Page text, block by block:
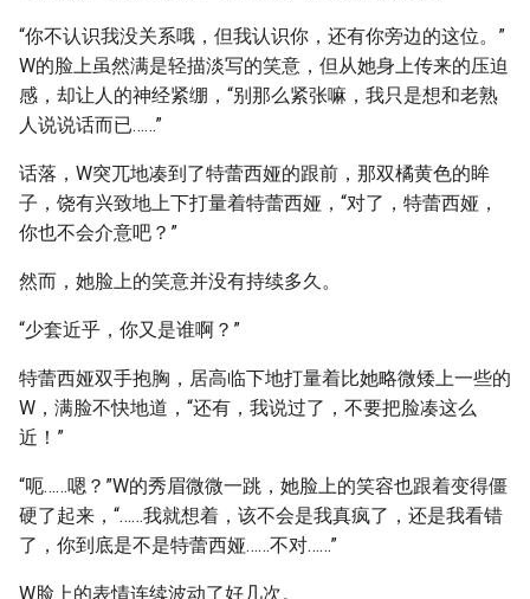
“你不认识我没关系哦，但我认识你，还有你旁边的这位。”
W的脸上虽然满是轻描淡写的笑意，但从她身上传来的压迫
感，却让人的神经紧绷，“别那么紧张嘛，我只是想和老熟
人说说话而已……”
话落，W突兀地凑到了特蕾西娅的跟前，那双橘黄色的眸
子，饶有兴致地上下打量着特蕾西娅，“对了，特蕾西娅，
你也不会介意吧？”
然而，她脸上的笑意并没有持续多久。
“少套近乎，你又是谁啊？”
特蕾西娅双手抱胸，居高临下地打量着比她略微矮上一些的
W，满脸不快地道，“还有，我说过了，不要把脸凑这么
近！”
“呃……嗯？”W的秀眉微微一跳，她脸上的笑容也跟着变得僵
硬了起来，“……我就想着，该不会是我真疯了，还是我看错
了，你到底是不是特蕾西娅……不对……”
W脸上的表情连续波动了好几次。